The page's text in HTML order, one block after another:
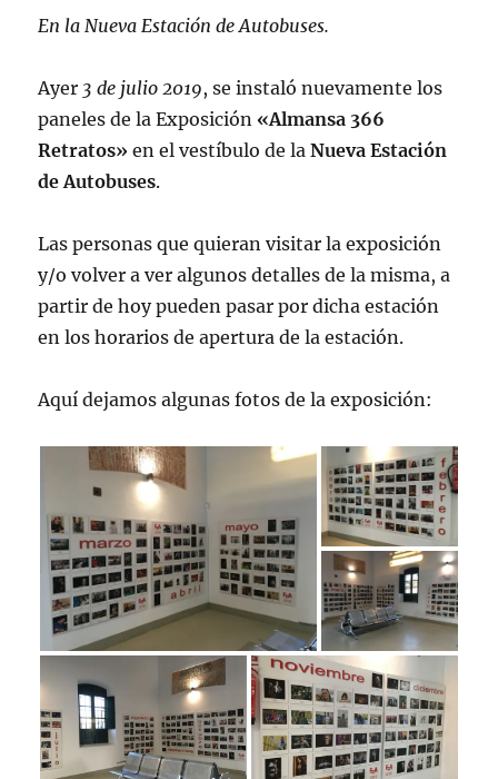
En la Nueva Estación de Autobuses.
Ayer 3 de julio 2019, se instaló nuevamente los
paneles de la Exposición «Almansa 366
Retratos» en el vestíbulo de laNueva Estación
de Autobuses.
Las personas que quieran visitar la exposición
y/o volver a ver algunos detalles de la misma, a
partir de hoy pueden pasar por dicha estación
en los horarios de apertura de la estación.
Aquí dejamos algunas fotos de la exposición: